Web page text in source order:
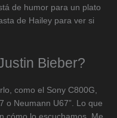
de humor para un plato
de Hailey para ver si
Bieber?
como el Sony C800G,
o Neumann U67”. Lo que